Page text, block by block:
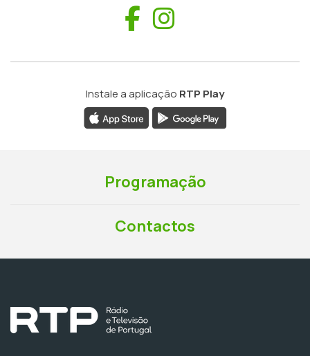
Facebook
Instale a aplicação RTP Play
Programação
Contactos